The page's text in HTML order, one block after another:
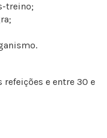
treino;
refeições e entre 30 e